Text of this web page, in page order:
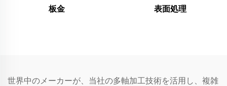
板金 表面処理
世界中のメーカーが、当社の多軸加工技術を活用し、複雑